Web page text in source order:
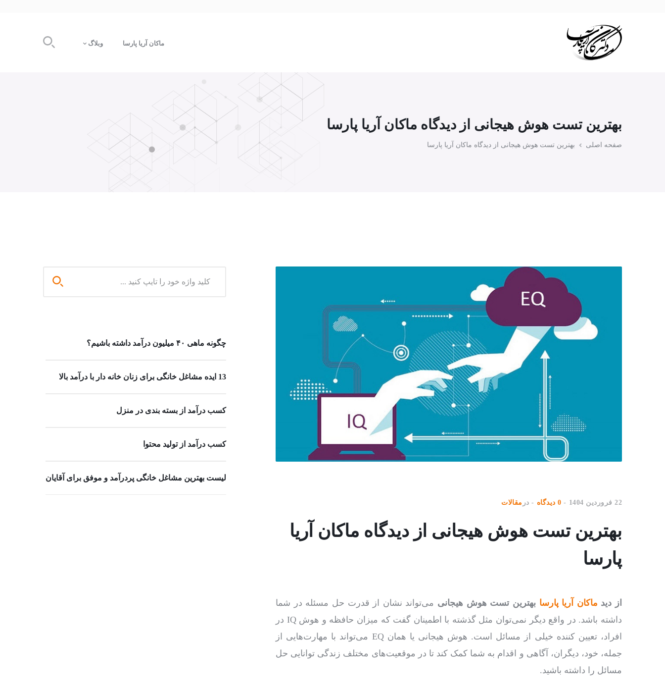
ماکان آریا پارسا وبلاگ
بهترین تست هوش هیجانی از دیدگاه ماکان آریا پارسا
صفحه اصلی بهترین تست هوش هیجانی از دیدگاه ماکان آریا پارسا
22 فروردین 1404 0 دیدگاه در مقالات
بهترین تست هوش هیجانی از دیدگاه ماکان آریا
پارسا
از دید ماکان آریا پارسا بهترین تست هوش هیجانی می‌تواند نشان از قدرت حل مسئله در شما
داشته باشد. در واقع دیگر نمی‌توان مثل گذشته با اطمینان گفت که میزان حافظه و هوش IQ در
افراد، تعیین کننده خیلی از مسائل است. هوش هیجانی یا همان EQ می‌تواند با مهارت‌هایی از
جمله، خود، دیگران، آگاهی و اقدام به شما کمک کند تا در موقعیت‌های مختلف زندگی توانایی حل
مسائل را داشته باشید.
چگونه ماهی ۴۰ میلیون درآمد داشته باشیم؟
13 ایده مشاغل خانگی برای زنان خانه دار با درآمد بالا
کسب درآمد از بسته بندی در منزل
کسب درآمد از تولید محتوا
لیست بهترین مشاغل خانگی پردرآمد و موفق برای آقایان